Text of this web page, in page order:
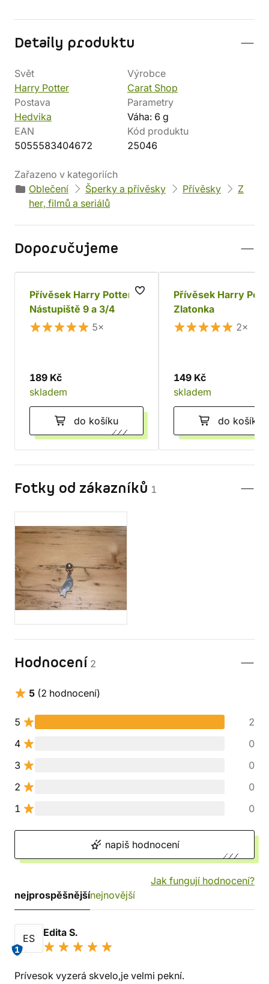
Detaily produktu
Svět
Harry Potter
Výrobce
Carat Shop
Postava
Hedvika
Parametry
Váha: 6 g
EAN
5055583404672
Kód produktu
25046
Zařazeno v kategoriích
Oblečení
Šperky a přívěsky Přívěsky
Z
her, filmů a seriálů
Doporučujeme
Přívěsek Harry Potter
Nástupiště 9 a 3/4
5×
189 Kč
skladem
do košíku
Přívěsek Harry
Zlatonka
2×
149 Kč
skladem
do košíku
Fotky od zákazníků 1
Hodnocení 2
5 (2 hodnocení)
5
2
4
0
3
0
2
0
1
0
napiš hodnocení
Jak fungují hodnocení?
nejprospěšnějšínejnovější
ES
1
Edita S.
Prívesok vyzerá skvelo,je velmi pekní.